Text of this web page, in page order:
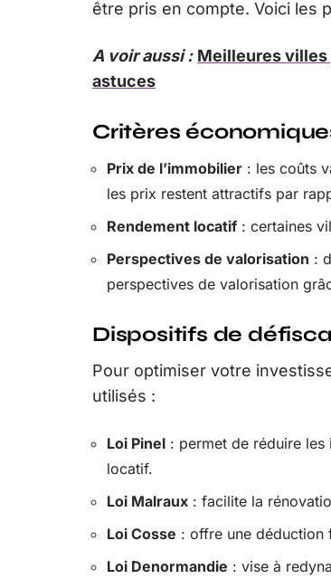
être pris en compte. Voici les
A voir aussi : Meilleures villes
astuces
Critères
Prix de l’immobilier : les coûts
les prix restent attractifs par
Rendement locatif : certaines
Perspectives de valorisation :
perspectives de valorisation
Dispositifs de
Pour optimiser votre
utilisés :
Loi Pinel : permet de réduire les
locatif.
Loi Malraux : facilite la
Loi Cosse : offre une déduction
Loi Denormandie : vise à